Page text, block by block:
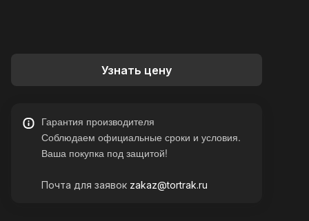
Узнать цену
Гарантия производителя
Соблюдаем официальные сроки и условия.
Ваша покупка под защитой!
Почта для заявок zakaz@tortrak.ru